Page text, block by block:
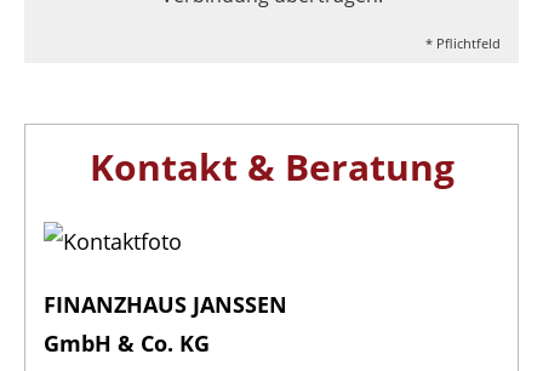
* Pflichtfeld
Kontakt & Beratung
FINANZHAUS JANSSEN
GmbH & Co. KG